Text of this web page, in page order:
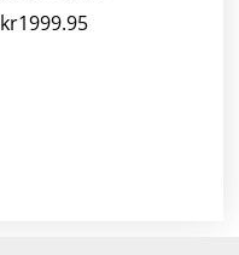
kr1999.95